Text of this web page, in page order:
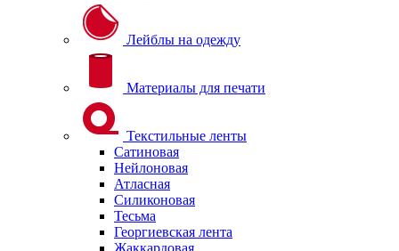
Лейблы на одежду
Материалы для печати
Текстильные ленты
Сатиновая
Нейлоновая
Атласная
Силиконовая
Тесьма
Георгиевская лента
Жаккардовая